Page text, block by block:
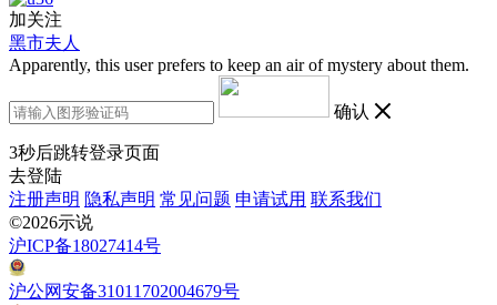
加关注
黑市夫人
Apparently, this user prefers to keep an air of mystery about them.
确认
3秒后跳转登录页面
去登陆
注册声明 隐私声明 常见问题 申请试用 联系我们
©2026示说
沪ICP备18027414号
沪公网安备31011702004679号